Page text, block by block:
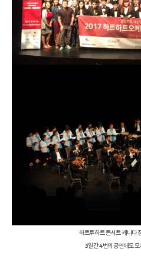
하트투하트 콘서트 캐나다
3일간 4번의 공연에도 모